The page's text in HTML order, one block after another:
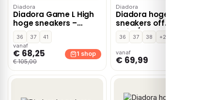
Diadora
Diadora Game L High
hoge sneakers –
Groen
36 37
41
vanaf
€ 68,25
€ 105,00
1 shop
Diadora
Diadora hoge leren
sneakers off
white/zwart – Wit
zwart
36 37 38 +2
vanaf
€ 69,99